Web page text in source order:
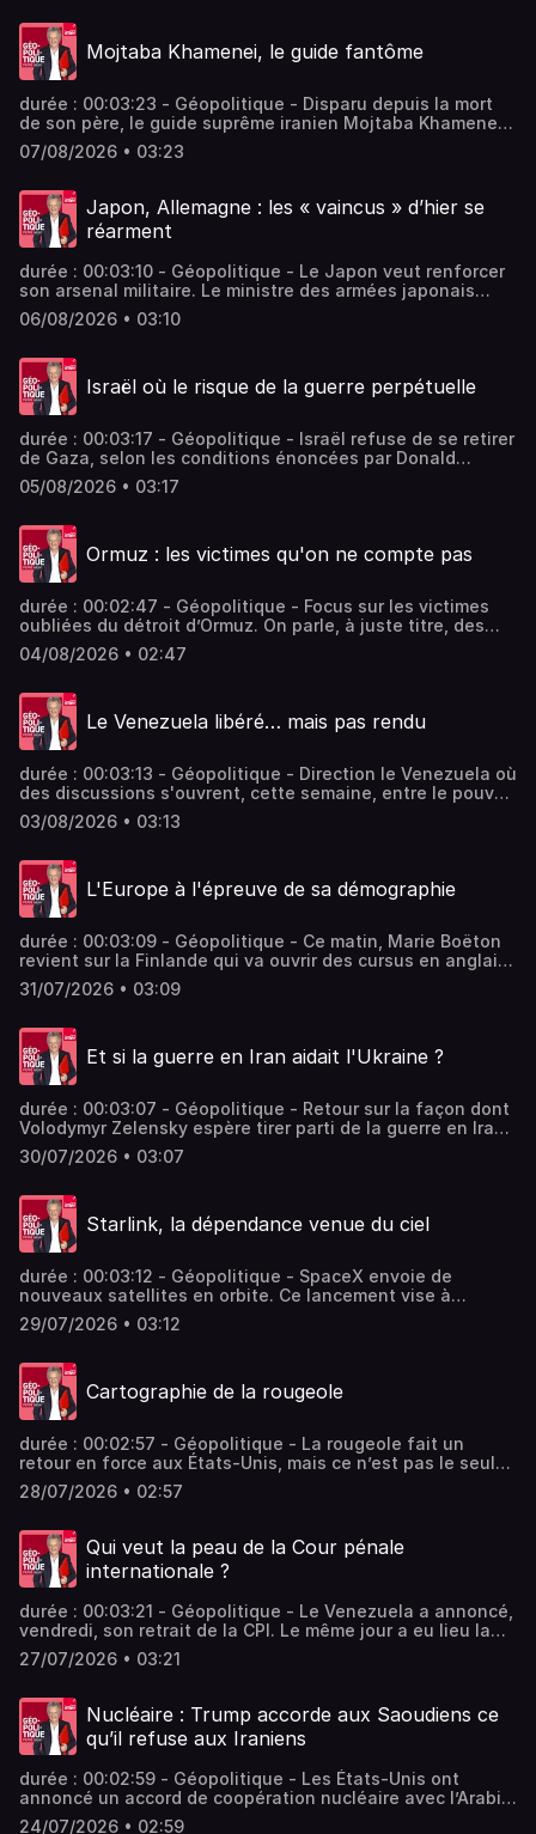
Mojtaba Khamenei, le guide fantôme
durée : 00:03:23 - Géopolitique - Disparu depuis la mort
de son père, le guide suprême iranien Mojtaba Khamenei
alimente les spéculations. Son invisibilité totale et le
recours à une communication manuelle interrogent les
Boëton Vous aimez ce podcast ? Pour écouter tous les
épisodes sans limite, rendez-vous sur Radio France
07/08/2026 • 03:23
Japon, Allemagne : les « vaincus » d’hier se
réarment
durée : 00:03:10 - Géopolitique - Le Japon veut renforcer
son arsenal militaire. Le ministre des armées japonais
appelle en effet « à renforcer davantage encore les
capacités de défense » de l’archipel. - équipe : Marie
épisodes sans limite, rendez-vous sur Radio France
06/08/2026 • 03:10
Israël où le risque de la guerre perpétuelle
durée : 00:03:17 - Géopolitique - Israël refuse de se retirer
de Gaza, selon les conditions énoncées par Donald
Trump, alors que le pays est également sur quatre autres
fronts. - équipe : Marie Boëton Vous aimez ce podcast ?
sur Radio France
05/08/2026 • 03:17
Ormuz : les victimes qu'on ne compte pas
durée : 00:02:47 - Géopolitique - Focus sur les victimes
oubliées du détroit d’Ormuz. On parle, à juste titre, des
morts côté iranien et américain. Pas des autres. - équipe :
Marie Boëton Vous aimez ce podcast ? Pour écouter tous
04/08/2026 • 02:47
Le Venezuela libéré… mais pas rendu
durée : 00:03:13 - Géopolitique - Direction le Venezuela où
des discussions s'ouvrent, cette semaine, entre le pouvoir
en place et l’opposition pour parler de l’après-Maduro. -
équipe : Marie Boëton Vous aimez ce podcast ? Pour
Radio France
03/08/2026 • 03:13
L'Europe à l'épreuve de sa démographie
durée : 00:03:09 - Géopolitique - Ce matin, Marie Boëton
revient sur la Finlande qui va ouvrir des cursus en anglais
dans ses lycées… La Finlande, qui vieillit et voit sa
population active s’effriter, espère faire venir des
poursuivre des études supérieures. Vous aimez ce
podcast ? Pour écouter tous les épisodes sans limite,
rendez-vous sur Radio France
31/07/2026 • 03:09
Et si la guerre en Iran aidait l'Ukraine ?
durée : 00:03:07 - Géopolitique - Retour sur la façon dont
Volodymyr Zelensky espère tirer parti de la guerre en Iran.
Vous aimez ce podcast ? Pour écouter tous les épisodes
sans limite, rendez-vous sur Radio France
30/07/2026 • 03:07
Starlink, la dépendance venue du ciel
durée : 00:03:12 - Géopolitique - SpaceX envoie de
nouveaux satellites en orbite. Ce lancement vise à
densifier davantage encore Starlink, l'entreprise d'Elon
Musk. Vous aimez ce podcast ? Pour écouter tous les
29/07/2026 • 03:12
Cartographie de la rougeole
durée : 00:02:57 - Géopolitique - La rougeole fait un
retour en force aux États-Unis, mais ce n’est pas le seul
pays concerné. On assiste, ces dernières années, à une
recrudescence des flambées de rougeole sur tous les
les épisodes sans limite, rendez-vous sur Radio France
28/07/2026 • 02:57
Qui veut la peau de la Cour pénale
internationale ?
durée : 00:03:21 - Géopolitique - Le Venezuela a annoncé,
vendredi, son retrait de la CPI. Le même jour a eu lieu la
révocation du procureur de la Cour internationale, Karim
Khan, accusé d'agression sexuelle. Tout cela vient alors
démanteler la Cour pénale internationale. Vous aimez ce
podcast ? Pour écouter tous les épisodes sans limite,
rendez-vous sur Radio France
27/07/2026 • 03:21
Nucléaire : Trump accorde aux Saoudiens ce
qu’il refuse aux Iraniens
durée : 00:02:59 - Géopolitique - Les États-Unis ont
annoncé un accord de coopération nucléaire avec l’Arabie
saoudite, un accord qui fait la part belle aux exigences de
24/07/2026 • 02:59